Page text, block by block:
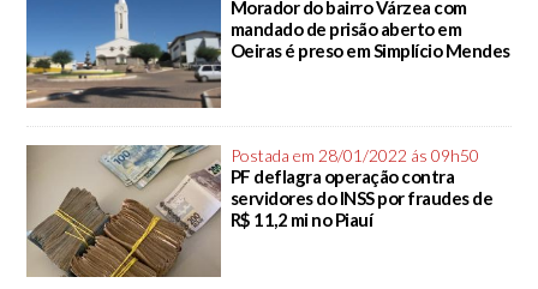
Morador do bairro Várzea com
mandado de prisão aberto em
Oeiras é preso em Simplício Mendes
Postada em 28/01/2022 ás 09h50
PF deflagra operação contra
servidores do INSS por fraudes de
R$ 11,2 mi no Piauí